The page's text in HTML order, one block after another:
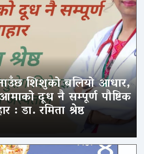
शिशुको बलियो आधार,
दूध नै सम्पूर्ण पौष्टिक
: डा. रमिता श्रेष्ठ